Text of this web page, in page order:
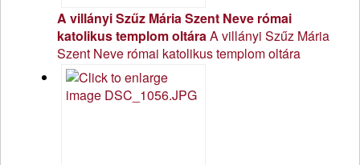
A villányi Szűz Mária Szent Neve római
katolikus templom oltáraA villányi Szűz Mária
Szent Neve római katolikus templom oltára